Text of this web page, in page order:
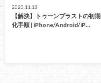
2020.11.13
【解決】トゥーンブラストの初期
化手順 | iPhone/Android/iP…